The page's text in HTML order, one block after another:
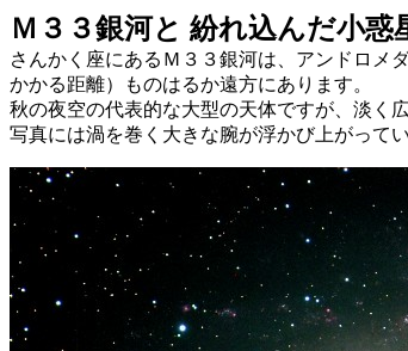
Ｍ３３銀河と 紛れ込んだ小惑
さんかく座にあるＭ３３銀河は、アンドロメ
かかる距離）ものはるか遠方にあります。
秋の夜空の代表的な大型の天体ですが、淡く
写真には渦を巻く大きな腕が浮かび上がってい